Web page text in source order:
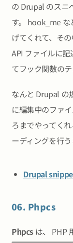
の Drupal のスニ
す。 hook_me
げてくれて、そ
API ファイルに
てフック関数の
なんと Drupal の
に編集中のファ
ろまでやってく
ーディングを行う
Drupal
06. Phpcs
Phpcs は、 PHP